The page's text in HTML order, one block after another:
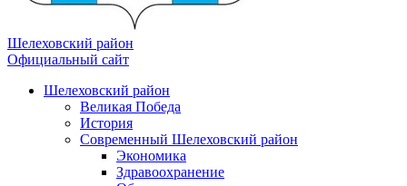
Шелеховский район
Официальный сайт
Шелеховский район
Великая Победа
История
Современный Шелеховский район
Экономика
Здравоохранение